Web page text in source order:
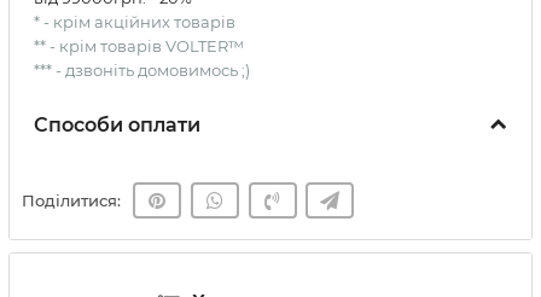
* - крім акційних товарів
** - крім товарів VOLTER™
*** - дзвоніть домовимось ;)
Способи оплати
Поділитися: